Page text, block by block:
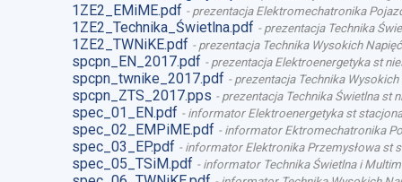
1ZE2_EMiME.pdf - prezentacja Elektromechatronika
1ZE2_Technika_Świetlna.pdf - prezentacja Technika
1ZE2_TWNiKE.pdf - prezentacja Technika Wysokich
spcpn_EN_2017.pdf - prezentacja Elektroenergetyka st
spcpn_twnike_2017.pdf - prezentacja Technika
spcpn_ZTS_2017.pps - prezentacja Technika Świetlna st
spec_01_EN.pdf - informator Elektroenergetyka st
spec_02_EMPiME.pdf - informator Ektromechatronika
spec_03_EP.pdf - informator Elektronika Przemysłowa st
spec_05_TSiM.pdf - informator Technika Świetlna i